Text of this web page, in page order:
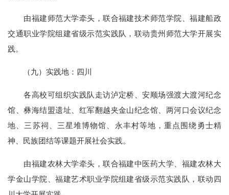
由福建师范大学牵头，联合福建技术师范学院、福建船政
交通职业学院组建省级示范实践队，联动贵州师范大学开展实
践。
（九）实践地：四川
各高校可组织实践队走访泸定桥、安顺场强渡大渡河纪念
馆、彝海结盟遗址、红军翻越夹金山纪念馆、两河口会议纪念
地、三苏祠、三星堆博物馆、永丰村等地，重点围绕勇士精
神、民族团结等课题开展社会实践。
由福建农林大学牵头，联合福建中医药大学、福建农林大
学金山学院、福建艺术职业学院组建省级示范实践队，联动四